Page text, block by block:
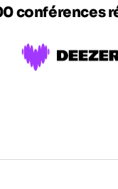
son groupe, les
projet, grâce à
méthode lean
conférences